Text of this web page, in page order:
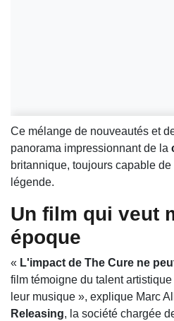
Ce mélange de nouveautés et
panorama impressionnant de la
britannique, toujours capable
légende.
Un film qui veut
époque
« L'impact de The Cure ne
film témoigne du talent
leur musique », explique Marc
Releasing, la société chargée